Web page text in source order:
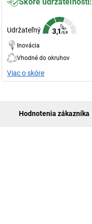
Udržateľný
Inovácia
Vhodné do okruhov
Viac o skóre
Hodnotenia zákazníka